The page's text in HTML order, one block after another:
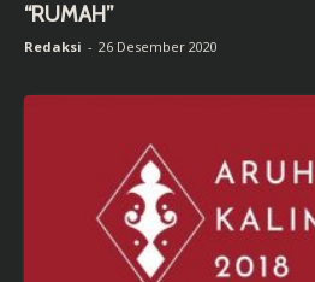
“RUMAH”
Redaksi - 26 Desember 2020